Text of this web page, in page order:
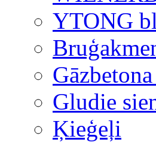
YTONG
Gludie
Ķieģeļi